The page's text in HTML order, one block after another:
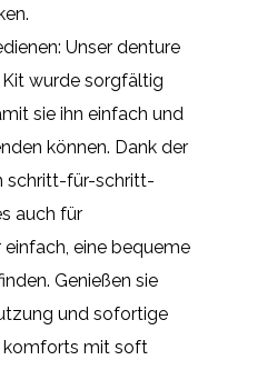
Unser denture
wurde sorgfältig
sie ihn einfach und
können. Dank der
schritt-für-schritt-
auch für
eine bequeme
Genießen sie
und sofortige
komforts mit soft